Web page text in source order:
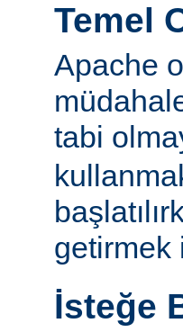
Temel
Apache
tabi
getirmek
İsteğe